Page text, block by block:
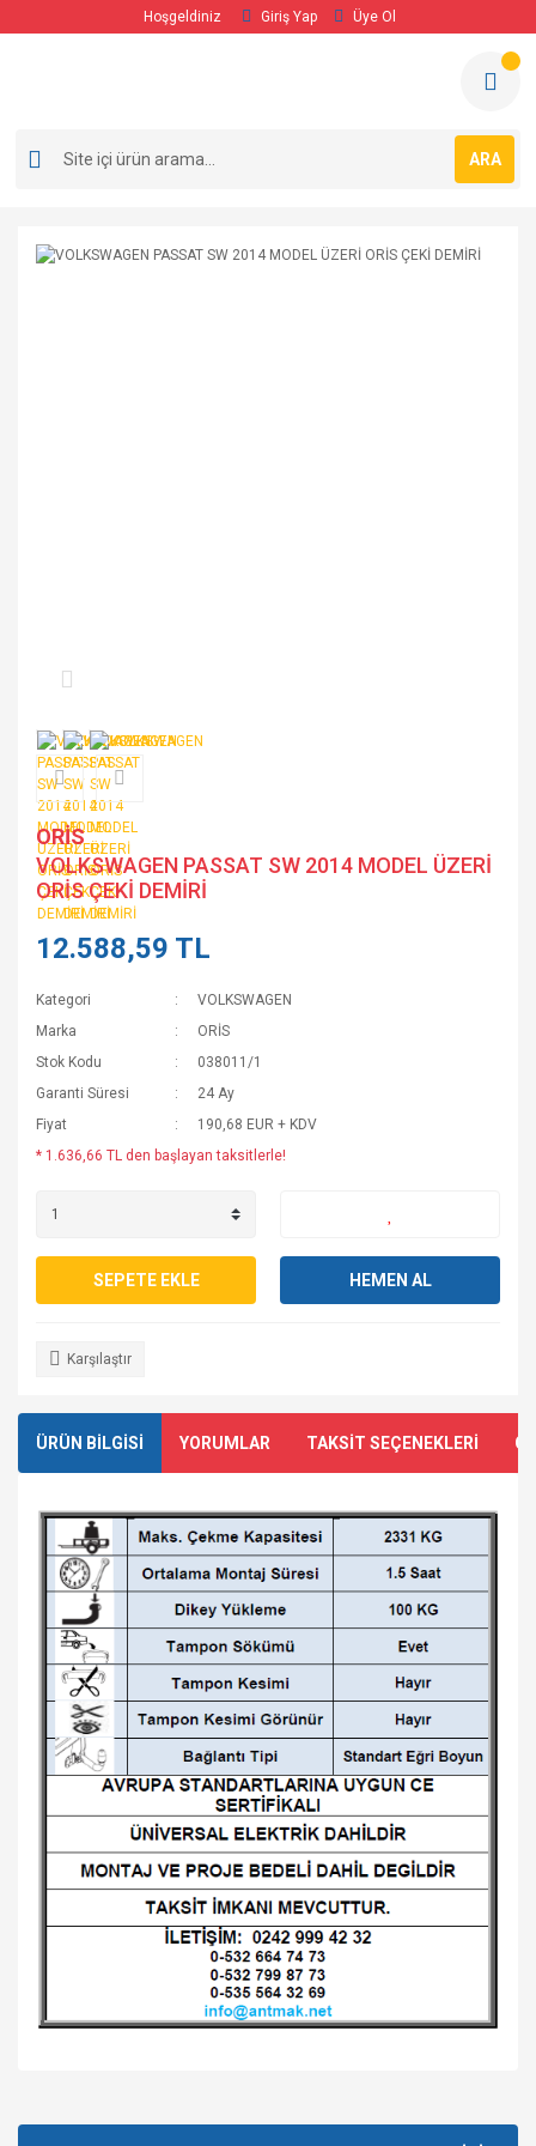
Hoşgeldiniz Giriş Yap Üye Ol
ARA
ORİS
VOLKSWAGEN PASSAT SW 2014 MODEL ÜZERİ
ORİS ÇEKİ DEMİRİ
12.588,59 TL
Kategori
VOLKSWAGEN
Marka
ORİS
Stok Kodu
038011/1
Garanti Süresi
24 Ay
Fiyat
190,68 EUR + KDV
* 1.636,66 TL den başlayan taksitlerle!
SEPETE EKLE HEMEN AL
Karşılaştır
ÜRÜN BİLGİSİ YORUMLAR TAKSİT SEÇENEKLERİ
kullanarak tarafımıza iletebilirsiniz.